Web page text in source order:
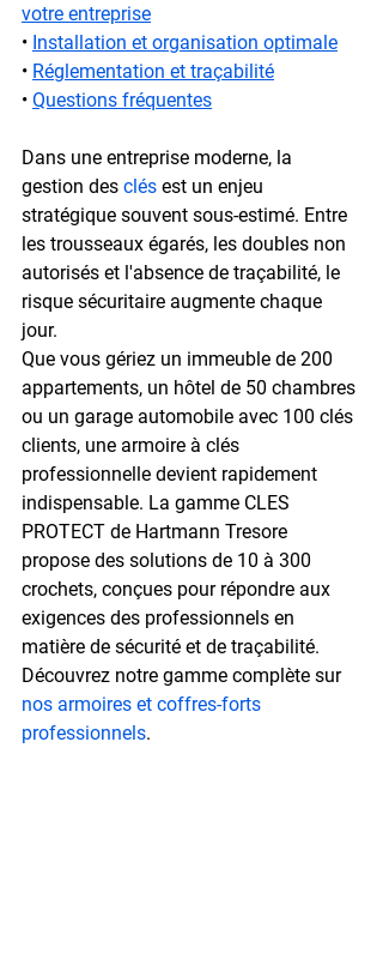
votre entreprise
• Installation et organisation optimale
• Réglementation et traçabilité
• Questions fréquentes
Dans une entreprise moderne, la
gestion des clés est un enjeu
stratégique souvent sous-estimé. Entre
les trousseaux égarés, les doubles non
autorisés et l'absence de traçabilité, le
risque sécuritaire augmente chaque
jour.
Que vous gériez un immeuble de 200
appartements, un hôtel de 50 chambres
ou un garage automobile avec 100 clés
clients, une armoire à clés
professionnelle devient rapidement
indispensable. La gamme CLES
PROTECT de Hartmann Tresore
propose des solutions de 10 à 300
crochets, conçues pour répondre aux
exigences des professionnels en
matière de sécurité et de traçabilité.
Découvrez notre gamme complète sur
nos armoires et coffres-forts
professionnels.